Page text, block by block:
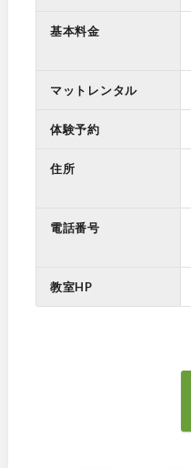
基本料金
マットレンタル
体験予約
住所
電話番号
教室HP